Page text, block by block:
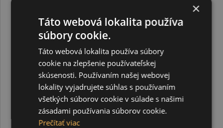
DOPREDAJ
×
Táto webová lokalita používa
súbory cookie.
Táto webová lokalita používa súbory
cookie na zlepšenie používateľskej
skúsenosti. Používaním našej webovej
lokality vyjadrujete súhlas s používaním
všetkých súborov cookie v súlade s našimi
zásadami používania súborov cookie.
Prečítať viac